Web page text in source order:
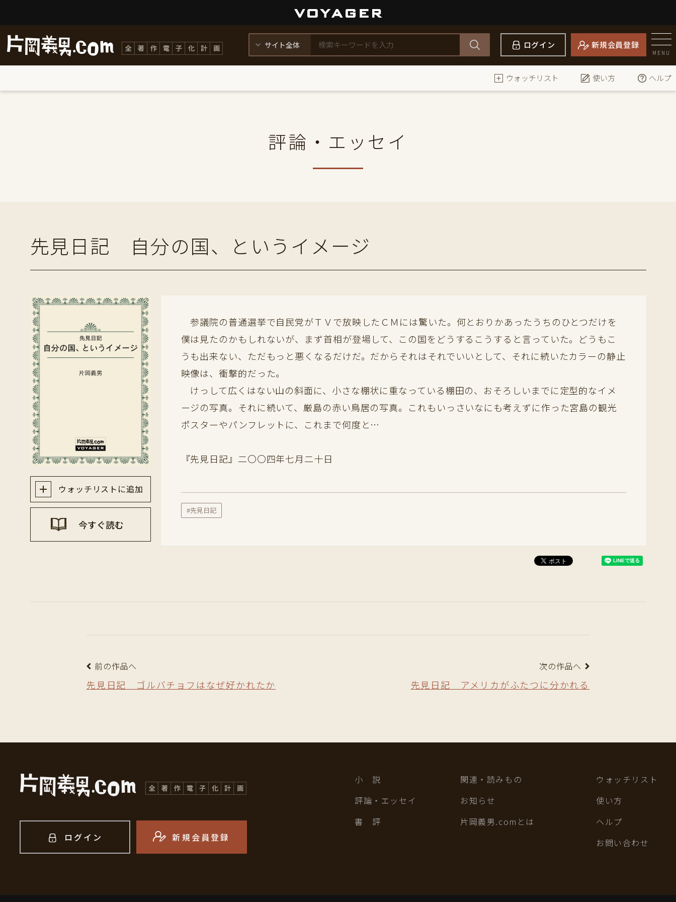
ログイン 新規会員登録
MENU
ウォッチリスト 使い方 ヘルプ
評論・エッセイ
先見日記 自分の国、というイメージ
ウォッチリストに追加
今すぐ読む
参議院の普通選挙で自民党がＴＶで放映したＣＭには驚いた。何とおりかあったうちのひとつだけを
僕は見たのかもしれないが、まず首相が登場して、この国をどうするこうすると言っていた。どうもこ
うも出来ない、ただもっと悪くなるだけだ。だからそれはそれでいいとして、それに続いたカラーの静止
映像は、衝撃的だった。
けっして広くはない山の斜面に、小さな棚状に重なっている棚田の、おそろしいまでに定型的なイメ
ージの写真。それに続いて、厳島の赤い鳥居の写真。これもいっさいなにも考えずに作った宮島の観光
ポスターやパンフレットに、これまで何度と…
『先見日記』二〇〇四年七月二十日
#先見日記
前の作品へ
先見日記 ゴルバチョフはなぜ好かれたか
次の作品へ
先見日記 アメリカがふたつに分かれる
ログイン 新規会員登録
小 説
評論・エッセイ
書 評
関連・読みもの
お知らせ
片岡義男.comとは
ウォッチリスト
使い方
ヘルプ
お問い合わせ